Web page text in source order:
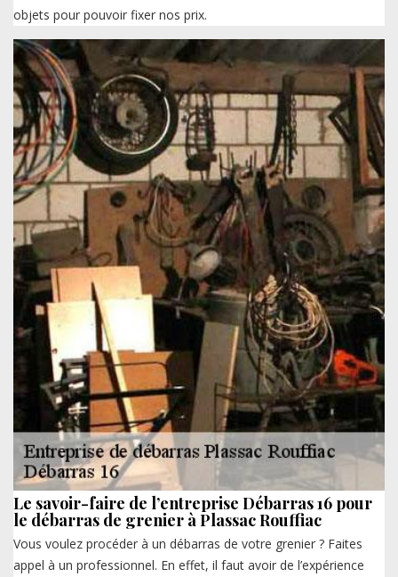
objets pour pouvoir fixer nos prix.
Le savoir-faire de l’entreprise Débarras 16 pour
le débarras de grenier à Plassac Rouffiac
Vous voulez procéder à un débarras de votre grenier ? Faites
appel à un professionnel. En effet, il faut avoir de l’expérience